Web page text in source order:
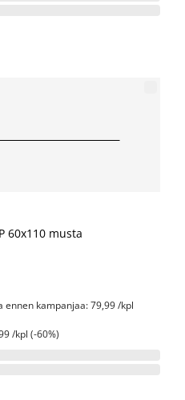
60x110 musta
ennen kampanjaa: 79,99 /kpl
/kpl (-60%)